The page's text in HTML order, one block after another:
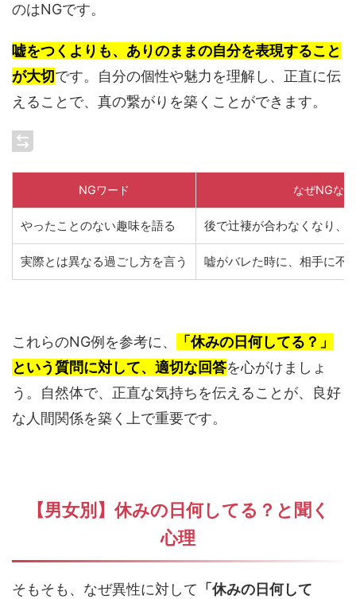
のはNGです。
嘘をつくよりも、ありのままの自分を表現すること
が大切です。自分の個性や魅力を理解し、正直に伝
えることで、真の繋がりを築くことができます。
NGワード なぜNGな
やったことのない趣味を語る 後で辻褄が合わなくなり、
実際とは異なる過ごし方を言う 嘘がバレた時に、相手に不
これらのNG例を参考に、
「休みの日何してる？」
という質問に対して、適切な回答を心がけましょ
う。自然体で、正直な気持ちを伝えることが、良好
な人間関係を築く上で重要です。
【男女別】休みの日何してる？と聞く
心理
そもそも、なぜ異性に対して 「休みの日何して